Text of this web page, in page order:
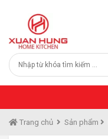
Trang chủ Sản phẩm